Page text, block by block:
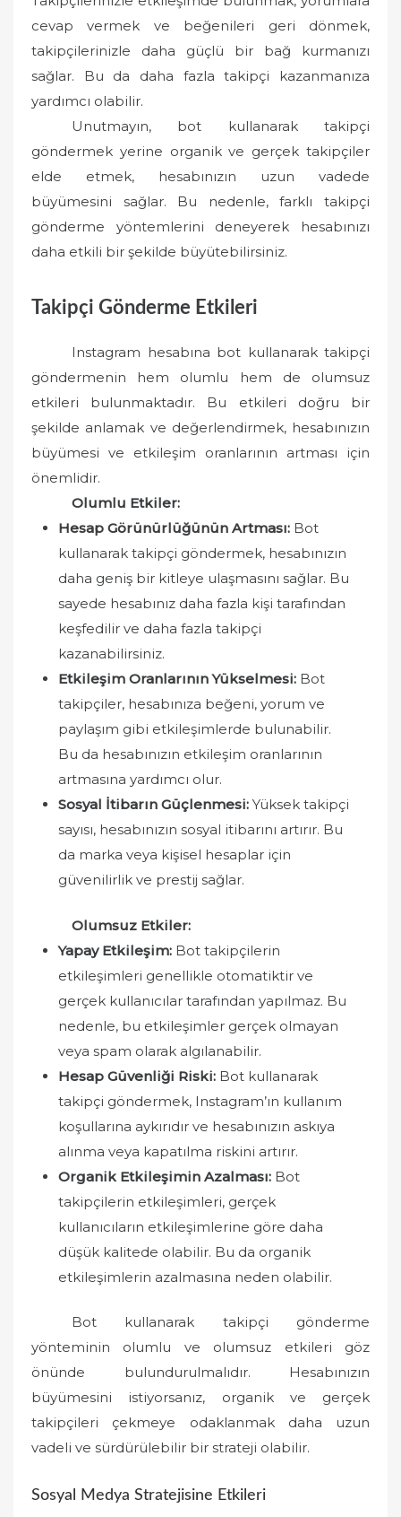
cevap vermek ve beğenileri geri dönmek,
takipçilerinizle daha güçlü bir bağ kurmanızı
sağlar. Bu da daha fazla takipçi kazanmanıza
yardımcı olabilir.
Unutmayın, bot kullanarak takipçi
göndermek yerine organik ve gerçek takipçiler
elde etmek, hesabınızın uzun vadede
büyümesini sağlar. Bu nedenle, farklı takipçi
gönderme yöntemlerini deneyerek hesabınızı
daha etkili bir şekilde büyütebilirsiniz.
Takipçi Gönderme Etkileri
Instagram hesabına bot kullanarak takipçi
göndermenin hem olumlu hem de olumsuz
etkileri bulunmaktadır. Bu etkileri doğru bir
şekilde anlamak ve değerlendirmek, hesabınızın
büyümesi ve etkileşim oranlarının artması için
önemlidir.
Olumlu Etkiler:
Hesap Görünürlüğünün Artması: Bot
kullanarak takipçi göndermek, hesabınızın
daha geniş bir kitleye ulaşmasını sağlar. Bu
sayede hesabınız daha fazla kişi tarafından
keşfedilir ve daha fazla takipçi
kazanabilirsiniz.
Etkileşim Oranlarının Yükselmesi: Bot
takipçiler, hesabınıza beğeni, yorum ve
paylaşım gibi etkileşimlerde bulunabilir.
Bu da hesabınızın etkileşim oranlarının
artmasına yardımcı olur.
Sosyal İtibarın Güçlenmesi: Yüksek takipçi
sayısı, hesabınızın sosyal itibarını artırır. Bu
da marka veya kişisel hesaplar için
güvenilirlik ve prestij sağlar.
Olumsuz Etkiler:
Yapay Etkileşim: Bot takipçilerin
etkileşimleri genellikle otomatiktir ve
gerçek kullanıcılar tarafından yapılmaz. Bu
nedenle, bu etkileşimler gerçek olmayan
veya spam olarak algılanabilir.
Hesap Güvenliği Riski: Bot kullanarak
takipçi göndermek, Instagram’ın kullanım
koşullarına aykırıdır ve hesabınızın askıya
alınma veya kapatılma riskini artırır.
Organik Etkileşimin Azalması: Bot
takipçilerin etkileşimleri, gerçek
kullanıcıların etkileşimlerine göre daha
düşük kalitede olabilir. Bu da organik
etkileşimlerin azalmasına neden olabilir.
Bot kullanarak takipçi gönderme
yönteminin olumlu ve olumsuz etkileri göz
önünde bulundurulmalıdır. Hesabınızın
büyümesini istiyorsanız, organik ve gerçek
takipçileri çekmeye odaklanmak daha uzun
vadeli ve sürdürülebilir bir strateji olabilir.
Sosyal Medya Stratejisine Etkileri